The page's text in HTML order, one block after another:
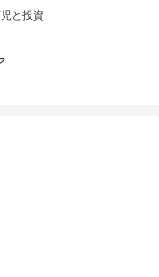
と投資